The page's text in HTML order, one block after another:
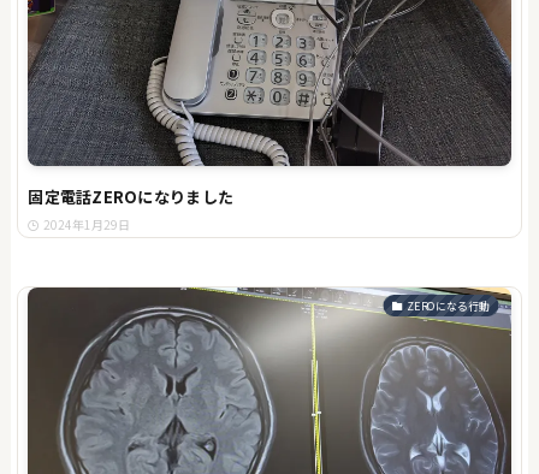
固定電話ZEROになりました
2024年1月29日
ZEROになる行動